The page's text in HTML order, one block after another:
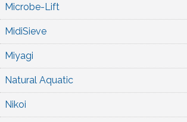
Microbe-Lift
MidiSieve
Miyagi
Natural Aquatic
Nikoi